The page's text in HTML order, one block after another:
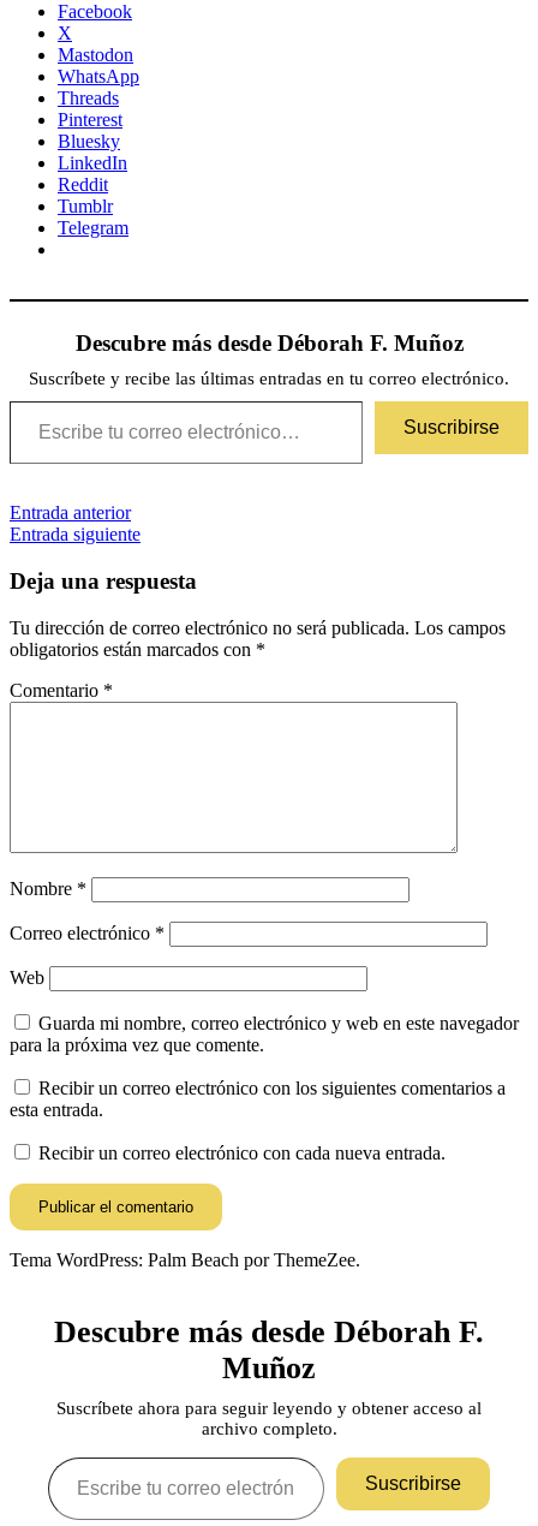
Facebook
X
Mastodon
WhatsApp
Threads
Pinterest
Bluesky
LinkedIn
Reddit
Tumblr
Telegram
Descubre más desde Déborah F. Muñoz
Suscríbete y recibe las últimas entradas en tu correo electrónico.
Escribe tu correo electrónico…
Suscribirse
Etiquetasfantasía
Navegación
de
entradas
Entrada anterior
Entrada siguiente
Deja una respuesta
Tu dirección de correo electrónico no será publicada. Los campos
obligatorios están marcados con *
Comentario *
Nombre *
Correo electrónico *
Web
Guarda mi nombre, correo electrónico y web en este navegador
para la próxima vez que comente.
Recibir un correo electrónico con los siguientes comentarios a
esta entrada.
Recibir un correo electrónico con cada nueva entrada.
Tema WordPress: Palm Beach por ThemeZee.
Descubre más desde Déborah F.
Muñoz
Suscríbete ahora para seguir leyendo y obtener acceso al
archivo completo.
Escribe tu correo electrónico…
Suscribirse